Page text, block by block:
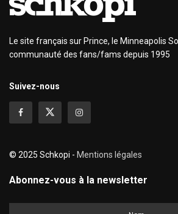
Le site français sur Prince, le Minneapolis
communauté des fans/fams depuis 1995
Suivez-nous
© 2025 Schkopi - Mentions légales
Abonnez-vous à la newsletter